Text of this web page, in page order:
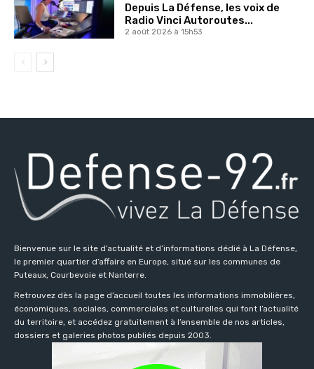
Depuis La Défense, les voix de
Radio Vinci Autoroutes...
2 août 2026 à 15h53
Bienvenue sur le site d’actualité et d’informations dédié à La Défense,
le premier quartier d’affaire en Europe, situé sur les communes de
Puteaux, Courbevoie et Nanterre.
Retrouvez dès la page d’accueil toutes les informations immobilières,
économiques, sociales, commerciales et culturelles qui font l’actualité
du territoire, et accédez gratuitement à l’ensemble de nos articles,
dossiers et galeries photos publiés depuis 2003.